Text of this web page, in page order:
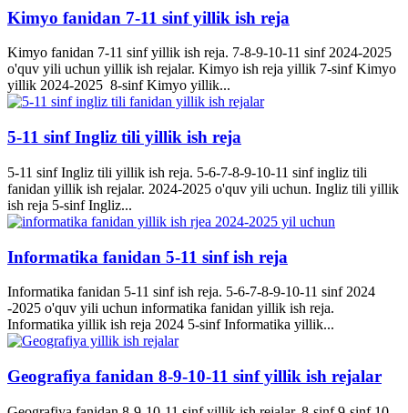
Kimyo fanidan 7-11 sinf yillik ish reja
Kimyo fanidan 7-11 sinf yillik ish reja. 7-8-9-10-11 sinf 2024-2025
o'quv yili uchun yillik ish rejalar. Kimyo ish reja yillik 7-sinf Kimyo
yillik 2024-2025 8-sinf Kimyo yillik...
5-11 sinf Ingliz tili yillik ish reja
5-11 sinf Ingliz tili yillik ish reja. 5-6-7-8-9-10-11 sinf ingliz tili
fanidan yillik ish rejalar. 2024-2025 o'quv yili uchun. Ingliz tili yillik
ish reja 5-sinf Ingliz...
Informatika fanidan 5-11 sinf ish reja
Informatika fanidan 5-11 sinf ish reja. 5-6-7-8-9-10-11 sinf 2024
-2025 o'quv yili uchun informatika fanidan yillik ish reja.
Informatika yillik ish reja 2024 5-sinf Informatika yillik...
Geografiya fanidan 8-9-10-11 sinf yillik ish rejalar